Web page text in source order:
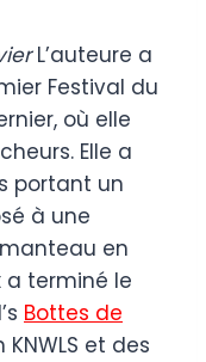
L’auteure a
Festival du
où elle
Elle a
portant un
à une
en
a terminé le
Bottes de
et des